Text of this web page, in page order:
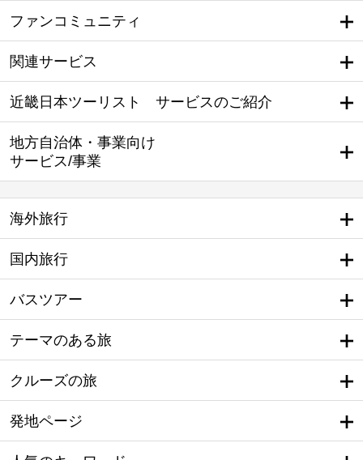
ファンコミュニティ
関連サービス
近畿日本ツーリスト サービスのご紹介
地方自治体・事業向け
サービス/事業
海外旅行
国内旅行
バスツアー
テーマのある旅
クルーズの旅
発地ページ